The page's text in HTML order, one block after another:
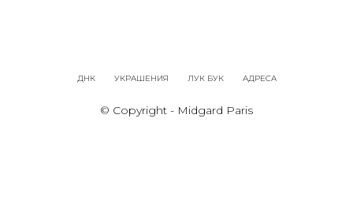
ДНК УКРАШЕНИЯ ЛУК БУК АДРЕСА
© Copyright - Midgard Paris